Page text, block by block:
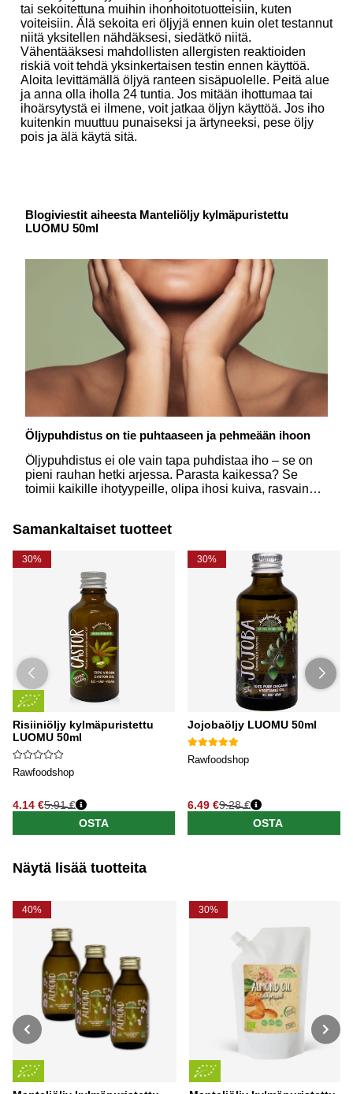
tai sekoitettuna muihin ihonhoitotuotteisiin, kuten
voiteisiin. Älä sekoita eri öljyjä ennen kuin olet testannut
niitä yksitellen nähdäksesi, siedätkö niitä.
Vähentääksesi mahdollisten allergisten reaktioiden
riskiä voit tehdä yksinkertaisen testin ennen käyttöä.
Aloita levittämällä öljyä ranteen sisäpuolelle. Peitä alue
ja anna olla iholla 24 tuntia. Jos mitään ihottumaa tai
ihoärsytystä ei ilmene, voit jatkaa öljyn käyttöä. Jos iho
kuitenkin muuttuu punaiseksi ja ärtyneeksi, pese öljy
pois ja älä käytä sitä.
Blogiviestit aiheesta Manteliöljy kylmäpuristettu
LUOMU 50ml
Öljypuhdistus on tie puhtaaseen ja pehmeään ihoon
Öljypuhdistus ei ole vain tapa puhdistaa iho – se on
pieni rauhan hetki arjessa. Parasta kaikessa? Se
toimii kaikille ihotyypeille, olipa ihosi kuiva, rasvainen
hoidat ihoasi rakkaudella.
Samankaltaiset tuotteet
30%
Risiiniöljy kylmäpuristettu
LUOMU 50ml
Rawfoodshop
4.14 €5.91 €
OSTA
30%
Jojobaöljy LUOMU 50ml
Rawfoodshop
6.49 €9.28 €
OSTA
Näytä lisää tuotteita
40% 30%